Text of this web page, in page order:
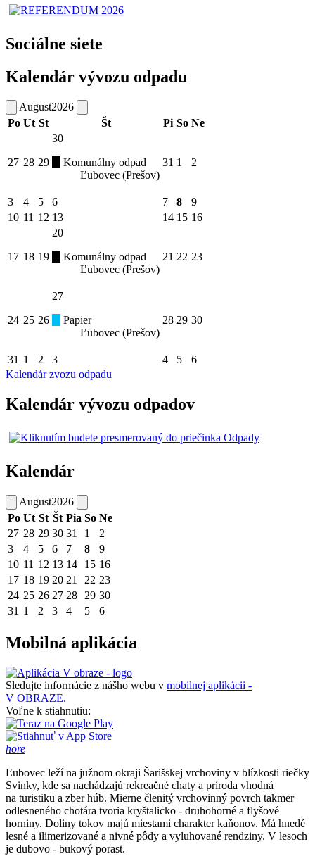
Sociálne siete
Kalendár vývozu odpadu
August2026
Po Ut St Št Pi So Ne
27 28 29
30
Komunálny odpad
Ľubovec (Prešov)
31 1 2
3 4 5 6 7 8
9
10 11 12 13 14 15 16
17 18 19
20
Komunálny odpad
Ľubovec (Prešov)
21 22 23
24 25 26
27
Papier
Ľubovec (Prešov)
28 29 30
31 1 2 3 4 5
6
Kalendár zvozu odpadu
Kalendár vývozu odpadov
Kalendár
August2026
Po Ut St Št Pia So Ne
27 28 29 30 31 1
2
3
4 5 6 7 8
9
10 11 12 13 14 15 16
17 18 19 20 21 22 23
24 25 26 27 28 29 30
31 1 2 3 4 5 6
Mobilná aplikácia
Sledujte informácie z nášho webu v mobilnej aplikácii -
V OBRAZE.
Voľne k stiahnutiu:
hore
Ľubovec leží na južnom okraji Šarišskej vrchoviny v blízkosti riečky
Svinky, kde sa nachádzajú rekreačné chaty a príroda vhodná
na turistiku a zber húb. Mierne členitý vrchovinný povrch takmer
odlesneného chotára tvoria kryštalicko - druhohorné a flyšové
horniny. Doliny tokov majú miestami charakter kaňonov. Má hnedé
lesné a ilimerizované a nivné pôdy a vyluhované rendziny. V lesoch
je dubovo - bukový porast.